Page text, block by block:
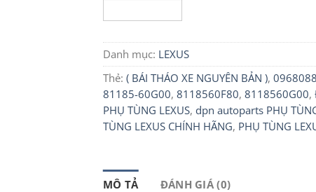
Danh mục: LEXUS
Thẻ: ( BÁI THÁO XE NGUYÊN BẢN ),
81185-60G00, 8118560F80, 8118560G00,
PHỤ TÙNG LEXUS, dpn autoparts PHỤ
TÙNG LEXUS CHÍNH HÃNG, PHỤ TÙNG
MÔ TẢ ĐÁNH GIÁ (0)